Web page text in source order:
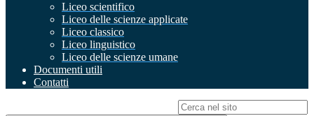
Liceo scientifico
Liceo delle scienze applicate
Liceo classico
Liceo linguistico
Liceo delle scienze umane
Documenti utili
Contatti